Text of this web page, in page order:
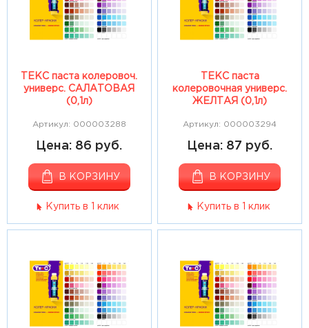
ТЕКС паста колеровоч.
универс. САЛАТОВАЯ
(0,1л)
Артикул: 000003288
Цена: 86 руб.
В КОРЗИНУ
Купить в 1 клик
ТЕКС паста
колеровочная универс.
ЖЕЛТАЯ (0,1л)
Артикул: 000003294
Цена: 87 руб.
В КОРЗИНУ
Купить в 1 клик